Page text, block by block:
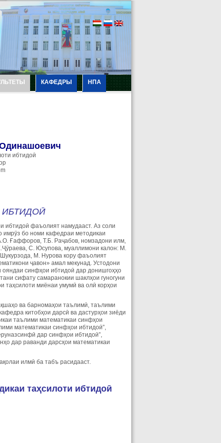
КАФЕДРЫ НПА
ибтидоӣ
ИБТИДОӢ
ибтидоӣ фаъолият намудааст. Аз соли
имрӯз бо номи кафедраи методикаи
Ғаффоров, Т.Б. Раҷабов, номзадони илм,
С. Юсупова, муаллимони калон: М.
М. Нурова кору фаъолият
ҷавон» амал мекунад. Устодони
синфҳои ибтидоӣ дар донишгоҳҳо
сифату самаранокии шаклҳои гуногуни
таҳсилоти миёнаи умумӣ ва олӣ корҳои
ва барномаҳои таълимӣ, таълими
китобҳои дарсӣ ва дастурҳои зиёди
таълими математикаи синфҳои
математикаи синфҳои ибтидоӣ”,
дар синфҳои ибтидоӣ”,
дар раванди дарсҳои математикаи
илмӣ ба табъ расидааст.
таҳсилоти ибтидоӣ